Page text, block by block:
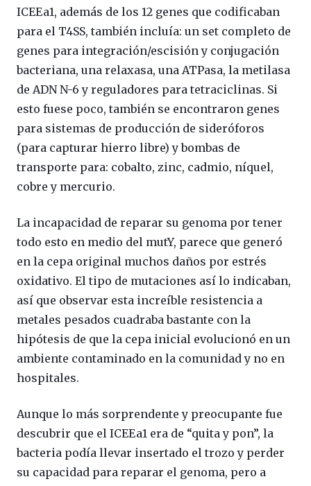
ICEEa1, además de los 12 genes que codificaban
para el T4SS, también incluía: un set completo de
genes para integración/escisión y conjugación
bacteriana, una relaxasa, una ATPasa, la metilasa
de ADN N-6 y reguladores para tetraciclinas. Si
esto fuese poco, también se encontraron genes
para sistemas de producción de sideróforos
(para capturar hierro libre) y bombas de
transporte para: cobalto, zinc, cadmio, níquel,
cobre y mercurio.
La incapacidad de reparar su genoma por tener
todo esto en medio del mutY, parece que generó
en la cepa original muchos daños por estrés
oxidativo. El tipo de mutaciones así lo indicaban,
así que observar esta increíble resistencia a
metales pesados cuadraba bastante con la
hipótesis de que la cepa inicial evolucionó en un
ambiente contaminado en la comunidad y no en
hospitales.
Aunque lo más sorprendente y preocupante fue
descubrir que el ICEEa1 era de “quita y pon”, la
bacteria podía llevar insertado el trozo y perder
su capacidad para reparar el genoma, pero a